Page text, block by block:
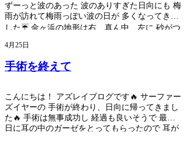
ずーっと波のあった 波のありすぎた日向にも 梅
雨が訪れて梅雨っぽい波の日が 多くなってきま
した☔️ 金ヶ浜の地形は右、真ん中、左に 砂がつ
き、潮によってかなり 変化する地形となってお
ります🤔 引いてる時の方が 素直なブレイクが多
いのかな といった感じですね！ 本日からインド
ネシアに 撮影にいって参ります🔥 2週間ほど行
ただきます🙇🏼‍♂️ 再開は7月2日からとなります！
よろしくお願いします🙇🏼‍♂️ インドネシアでの様
子も SNSでもお伝えしたいので 見てもらえると
嬉しいです☺️ 良い映像、写真を残せるように 頑
4月25日
手術を終えて
こんにちは！ アズレイブログです🔥 サーファー
ズイヤーの 手術が終わり、日向に帰ってきまし
た🔥 手術は無事成功し 経過も良いそうで 最終
日に耳の中のガーゼをとってもらったので 耳が